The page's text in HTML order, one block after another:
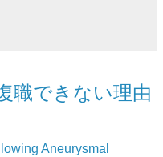
職できない理由
Aneurysmal